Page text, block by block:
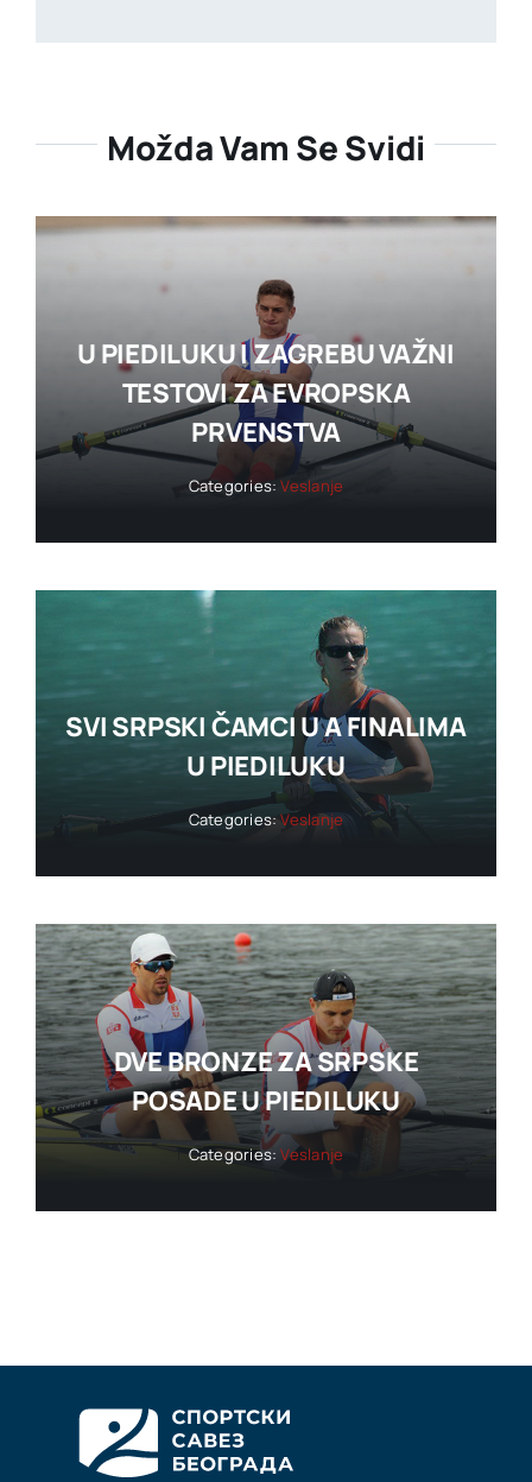
Možda Vam Se Svidi
U PIEDILUKU I ZAGREBU VAŽNI
TESTOVI ZA EVROPSKA
PRVENSTVA
Categories:Veslanje
SVI SRPSKI ČAMCI U A FINALIMA
U PIEDILUKU
Categories:Veslanje
DVE BRONZE ZA SRPSKE
POSADE U PIEDILUKU
Categories:Veslanje